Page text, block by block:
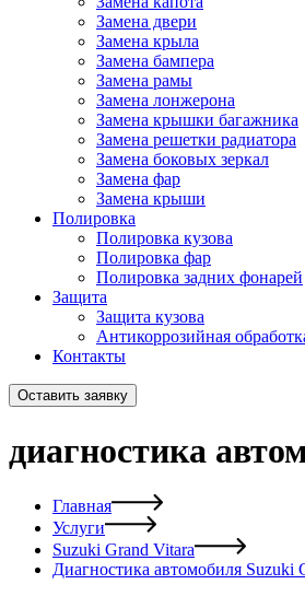
Замена двери
Замена крыла
Замена бампера
Замена рамы
Замена лонжерона
Замена крышки багажника
Замена решетки радиатора
Замена боковых зеркал
Замена фар
Замена крыши
Полировка
Полировка кузова
Полировка фар
Полировка задних фонарей
Защита
Защита кузова
Антикоррозийная
Контакты
Оставить заявку
диагностика
Главная
Услуги
Suzuki Grand Vitara
Диагностика автомобиля Suzuki